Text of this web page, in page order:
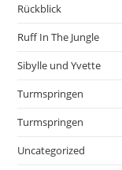
Rückblick
Ruff In The Jungle
Sibylle und Yvette
Turmspringen
Turmspringen
Uncategorized